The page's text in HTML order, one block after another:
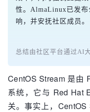
性。AlmaLinux已发布
响，并安抚社区成员。
总结由社区平台通过AI
CentOS Stream 是由
系统，它与 Red Hat
关。事实上，